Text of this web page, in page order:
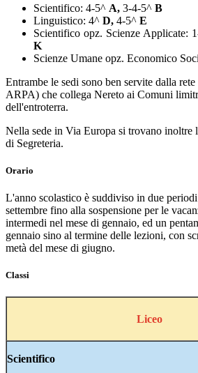
Scientifico: 4-5^ A, 3-4-5^ B
Linguistico: 4^ D, 4-5^ E
Scientifico opz. Scienze Applicate:
K
Scienze Umane opz. Economico
Entrambe le sedi sono ben servite dalla
ARPA) che collega Nereto ai Comuni
dell'entroterra.
Nella sede in Via Europa si trovano inoltre
di Segreteria.
Orario
L'anno scolastico è suddiviso in due
settembre fino alla sospensione per le
intermedi nel mese di gennaio, ed un
gennaio sino al termine delle lezioni, con
metà del mese di giugno.
Classi
Liceo
Scientifico